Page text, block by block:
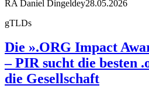
RA Daniel Dingeldey28.05.2026
gTLDs
Die ».ORG Impact
– PIR sucht die besten
die Gesellschaft